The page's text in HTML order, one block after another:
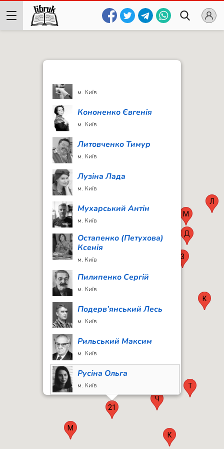
21
3
Д
К
К
Л
М
М
Т
Ч
Жиленко Ірина
м. Київ
м. Київ
Кононенко Євгенія
м. Київ
Литовченко Тимур
м. Київ
Лузіна Лада
м. Київ
Мухарський Антін
м. Київ
Остапенко (Петухова)
Ксенія
м. Київ
Пилипенко Сергій
м. Київ
Подерв’янський Лесь
м. Київ
Рильський Максим
м. Київ
Русіна Ольга
м. Київ
Старицька-
Черняхівська Людмила